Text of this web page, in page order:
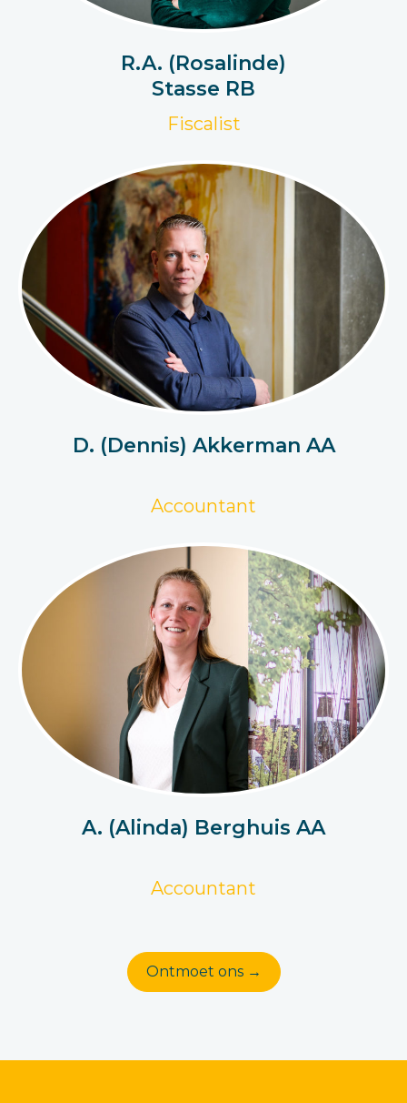
R.A. (Rosalinde)
Stasse RB
Fiscalist
D. (Dennis) Akkerman AA
Accountant
A. (Alinda) Berghuis AA
Accountant
Ontmoet ons →